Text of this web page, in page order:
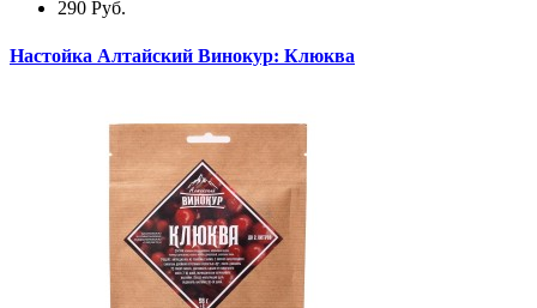
290 Руб.
Настойка Алтайский Винокур: Клюква